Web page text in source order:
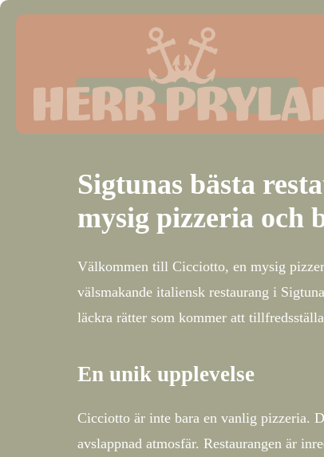
Sigtunas bästa
mysig pizzeria och
Välkommen till Cicciotto, en mysig
välsmakande italiensk restaurang i
läckra rätter som kommer att
En unik upplevelse
Cicciotto är inte bara en vanlig pizzeria.
avslappnad atmosfär. Restaurangen är